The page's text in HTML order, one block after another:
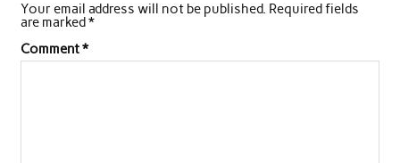
Your email address will not be published. Required fields
are marked*
Comment*